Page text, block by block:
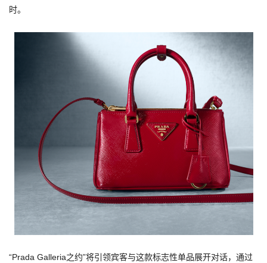
时。
“Prada Galleria之约”将引领宾客与这款标志性单品展开对话，通过